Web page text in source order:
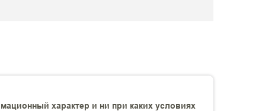
характер и ни при каких условиях